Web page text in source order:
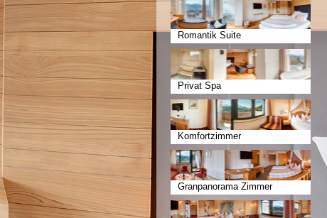
Romantik Suite
Privat Spa
Komfortzimmer
Granpanorama Zimmer